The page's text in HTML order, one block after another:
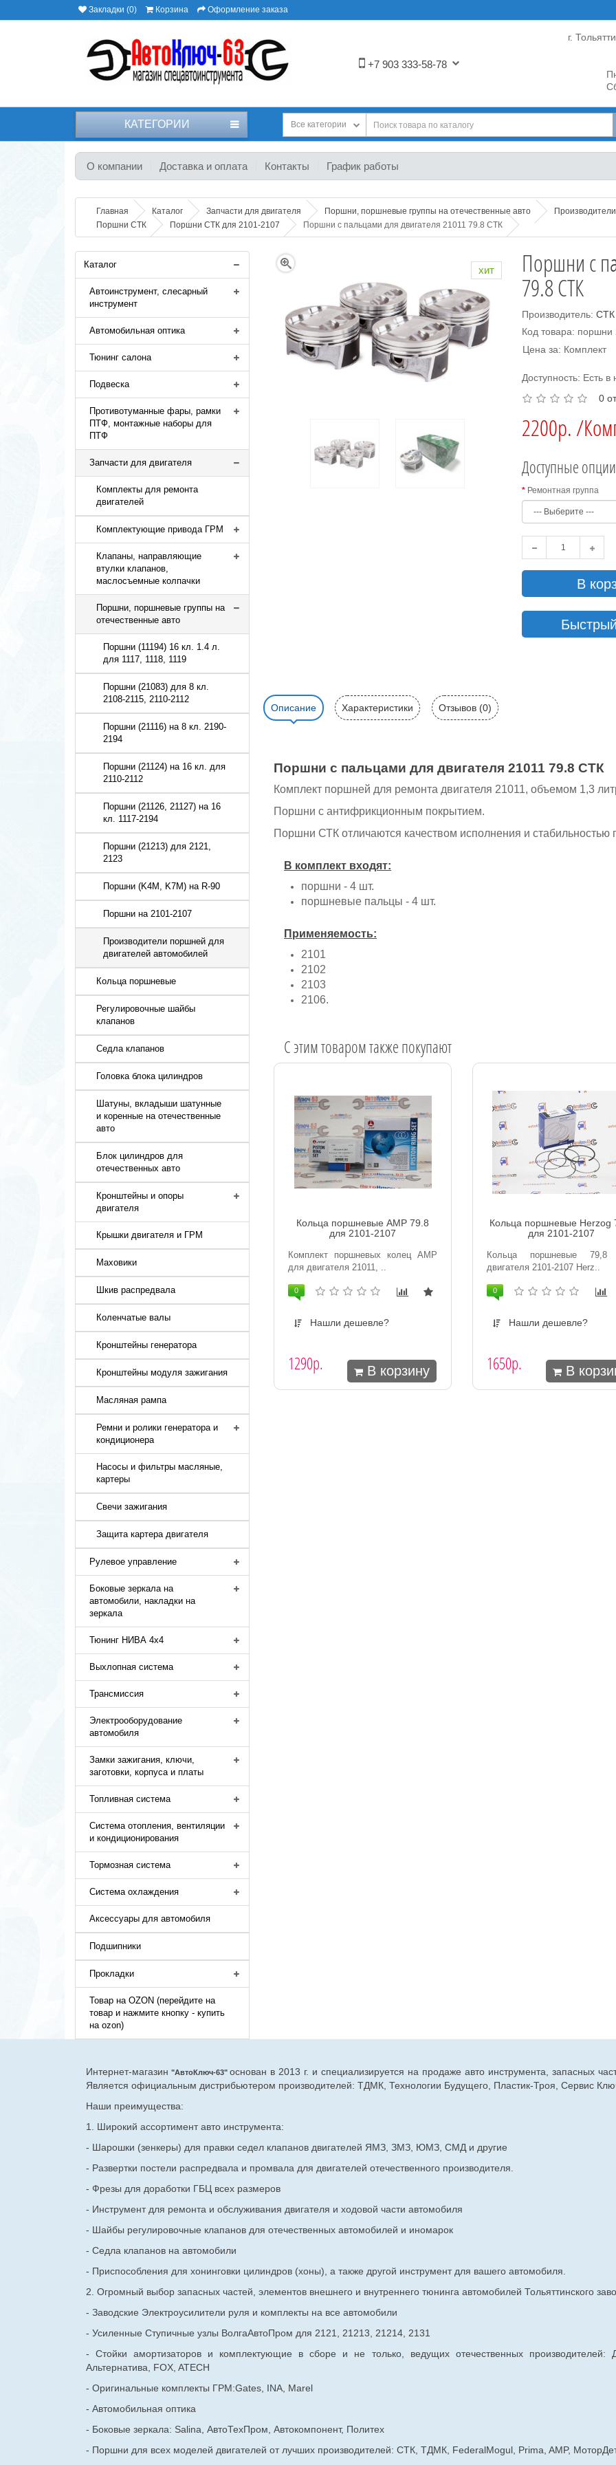
Закладки (0) Корзина Оформление заказа
+7 903 333-58-78
г.
КАТЕГОРИИ Все категории
О компании Доставка и оплата Контакты График работы
Главная Каталог Запчасти для двигателя Поршни, поршневые группы на отечественные авто
Поршни СТК
Поршни СТК для 2101-2107 Поршни с пальцами для двигателя 21011 79.8 СТК
Каталог
Автоинструмент, слесарный
инструмент
Автомобильная оптика
Тюнинг салона
Подвеска
Противотуманные фары, рамки
ПТФ, монтажные наборы для
ПТФ
Запчасти для двигателя
Комплекты для ремонта
двигателей
Комплектующие привода ГРМ
Клапаны, направляющие
втулки клапанов,
маслосъемные колпачки
Поршни, поршневые группы на
отечественные авто
Поршни (11194) 16 кл. 1.4 л.
для 1117, 1118, 1119
Поршни (21083) для 8 кл.
2108-2115, 2110-2112
Поршни (21116) на 8 кл. 2190-
2194
Поршни (21124) на 16 кл. для
2110-2112
Поршни (21126, 21127) на 16
кл. 1117-2194
Поршни (21213) для 2121,
2123
Поршни (K4M, K7M) на R-90
Поршни на 2101-2107
Производители поршней для
двигателей автомобилей
Кольца поршневые
Регулировочные шайбы
клапанов
Седла клапанов
Головка блока цилиндров
Шатуны, вкладыши шатунные
и коренные на отечественные
авто
Блок цилиндров для
отечественных авто
Кронштейны и опоры
двигателя
Крышки двигателя и ГРМ
Маховики
Шкив распредвала
Коленчатые валы
Кронштейны генератора
Кронштейны модуля зажигания
Масляная рампа
Ремни и ролики генератора и
кондиционера
Насосы и фильтры масляные,
картеры
Свечи зажигания
Защита картера двигателя
Рулевое управление
Боковые зеркала на
автомобили, накладки на
зеркала
Тюнинг НИВА 4х4
Выхлопная система
Трансмиссия
Электрооборудование
автомобиля
Замки зажигания, ключи,
заготовки, корпуса и платы
Топливная система
Система отопления, вентиляции
и кондиционирования
Тормозная система
Система охлаждения
Аксессуары для автомобиля
Подшипники
Прокладки
Товар на OZON (перейдите на
товар и нажмите кнопку - купить
на ozon)
хит
Поршни с
79.8 СТК
Производитель:СТК
Код товара: поршни
Цена за: Комплект
Доступность: Есть в
0
2200р. /
Доступные опции
Ремонтная группа
В
Описание Характеристики Отзывов (0)
Поршни с пальцами для двигателя 21011 79.8 СТК
Комплект поршней для ремонта двигателя 21011, объемом 1,3
Поршни с антифрикционным покрытием.
Поршни СТК отличаются качеством исполнения и стабильностью
В комплект входят:
поршни - 4 шт.
поршневые пальцы - 4 шт.
Применяемость:
2101
2102
2103
2106.
C этим товаром также покупают
Кольца поршневые AMP 79.8
для 2101-2107
Комплект поршневых колец AMP
для двигателя 21011, ..
0
Нашли дешевле?
1290р. В корзину
Кольца поршневые Herzog
для 2101-2107
Кольца поршневые 79,8
двигателя 2101-2107 Herz..
0
Нашли дешевле?
1650р. В
Интернет-магазин "АвтоКлюч-63"основан в 2013 г. и специализируется на продаже авто инструмента, запасных
Является официальным дистрибьютером производителей: ТДМК, Технологии Будущего, Пластик-Троя, Сервис
Наши преимущества:
1. Широкий ассортимент авто инструмента:
- Шарошки (зенкеры) для правки седел клапанов двигателей ЯМЗ, ЗМЗ, ЮМЗ, СМД и другие
- Развертки постели распредвала и промвала для двигателей отечественного производителя.
- Фрезы для доработки ГБЦ всех размеров
- Инструмент для ремонта и обслуживания двигателя и ходовой части автомобиля
- Шайбы регулировочные клапанов для отечественныхавтомобилей и иномарок
- Седла клапанов на автомобили
- Приспособления для хонинговки цилиндров (хоны), а также другой инструмент для вашего автомобиля.
2. Огромный выбор запасных частей, элементов внешнего и внутреннего тюнинга автомобилей Тольяттинского
- Заводские Электроусилители руля и комплекты на все автомобили
- Усиленные Ступичные узлы ВолгаАвтоПром для 2121, 21213, 21214, 2131
- Стойки амортизаторов и комплектующие в сборе и не только, ведущих отечественных
Альтернатива, FOX, ATECH
- Оригинальные комплекты ГРМ:Gates, INA, Marel
- Автомобильная оптика
- Боковые зеркала: Salina, АвтоТехПром, Автокомпонент, Политех
- Поршни для всех моделей двигателей от лучших производителей: СТК, ТДМК, FederalMogul, Prima, AMP,